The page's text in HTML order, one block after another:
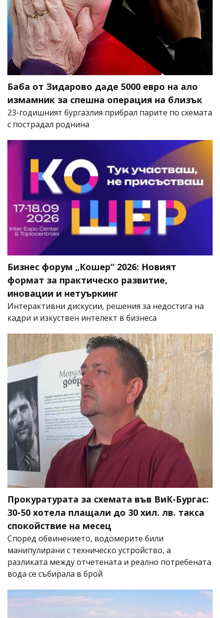
Баба от Зидарово даде 5000 евро на ало
измамник за спешна операция на близък
23-годишният бургазлия прибрал парите по схемата
с пострадал роднина
Бизнес форум „Кошер“ 2026: Новият
формат за практическо развитие,
иновации и нетуъркинг
Интерактивни дискусии, решения за недостига на
кадри и изкуствен интелект в бизнеса
Прокуратурата за схемата във ВиК-Бургас:
30-50 хотела плащали до 30 хил. лв. такса
спокойствие на месец
Според обвинението, водомерите били
манипулирани с техническо устройство, а
разликата между отчетената и реално потребената
вода се събирала в брой